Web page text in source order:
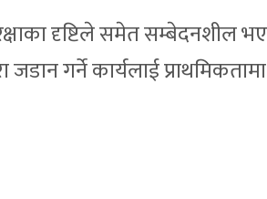
सुरक्षाका दृष्टिले समेत
जडान गर्ने कार्यलाई